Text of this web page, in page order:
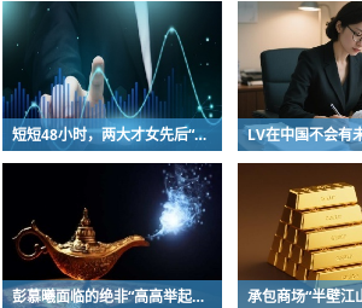
短短48小时，两大才女先后“翻车”！ LV在中国不会有
彭慕曦面临的绝非“高高举起，轻轻放下”